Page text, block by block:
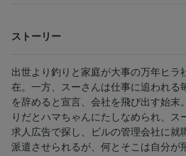
ストーリー
出世より釣りと家庭が大事の万年ヒラ
在。一方、スーさんは仕事に追われる
を辞めると宣言、会社を飛び出す始末
りだとハマちゃんにたしなめられ、ス
求人広告で探し、ビルの管理会社に就
派遣させられるが、何とそこは自分が